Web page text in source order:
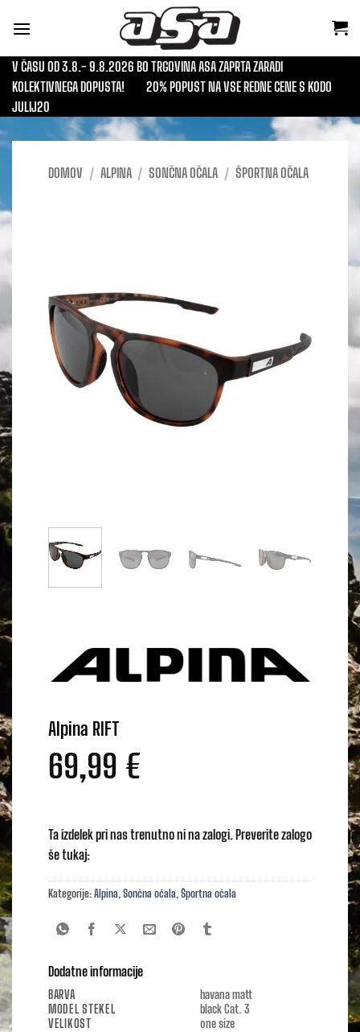
V ČASU OD 3.8.- 9.8.2026 BO TRGOVINA ASA ZAPRTA ZARADI
KOLEKTIVNEGA DOPUSTA!
20% POPUST NA VSE REDNE CENE S KODO
JULIJ20
DOMOV / ALPINA / SONČNA OČALA / ŠPORTNA OČALA
Alpina RIFT
69,99 €
Ta izdelek pri nas trenutno ni na zalogi. Preverite zalogo
še tukaj:
Kategorije:Alpina,Sončna očala,Športna očala
Dodatne informacije
BARVA
havana matt
MODEL STEKEL
black Cat. 3
VELIKOST
one size